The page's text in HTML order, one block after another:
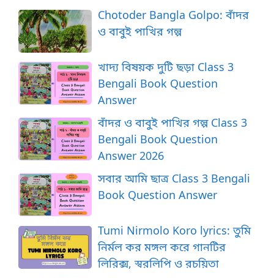
Chotoder Bangla Golpo: বাঁদর
ও বাবুই পাখির গল্প
খাদ্য বিষয়ক দুটি ছড়া Class 3
Bengali Book Question
Answer
বাঁদর ও বাবুই পাখির গল্প Class 3
Bengali Book Question
Answer 2026
সবার আমি ছাত্র Class 3 Bengali
Book Question Answer
Tumi Nirmolo Koro lyrics: তুমি
নির্মল কর মঙ্গল করে গানটির
লিরিক্স, স্বরলিপি ও রচয়িতা